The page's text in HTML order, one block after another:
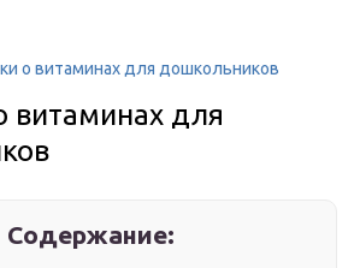
о витаминах для дошкольников
витаминах для
Содержание: